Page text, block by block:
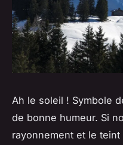
Ah le soleil ! Symbole
de bonne humeur. Si
rayonnement et le